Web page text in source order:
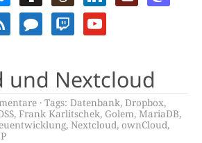
und Nextcloud
Tags: Datenbank, Dropbox,
, Frank Karlitschek, Golem, MariaDB,
, Nextcloud, ownCloud,